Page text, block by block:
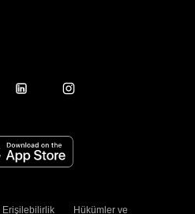
Erişilebilirlik Hükümler ve